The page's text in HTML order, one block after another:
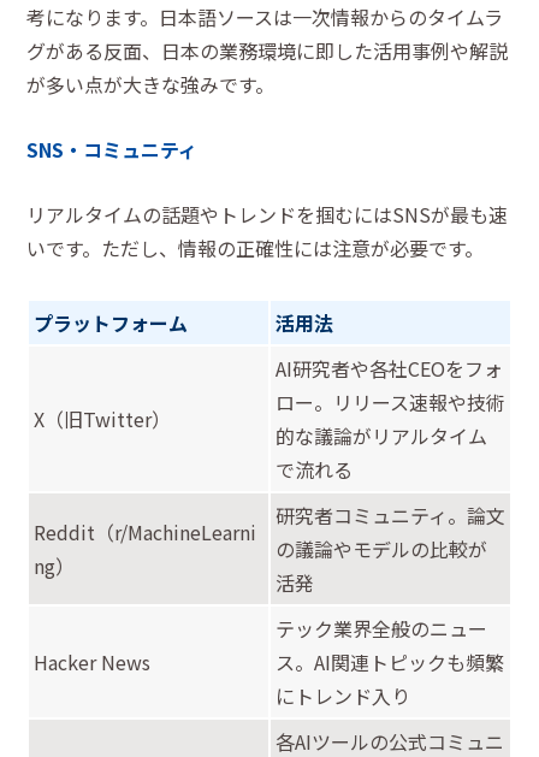
考になります。日本語ソースは一次情報からのタイムラ
グがある反面、日本の業務環境に即した活用事例や解説
が多い点が大きな強みです。
SNS・コミュニティ
リアルタイムの話題やトレンドを掴むにはSNSが最も速
いです。ただし、情報の正確性には注意が必要です。
プラットフォーム 活用法
X（旧Twitter）
AI研究者や各社CEOをフォ
ロー。リリース速報や技術
的な議論がリアルタイム
で流れる
Reddit（r/MachineLearni
ng）
研究者コミュニティ。論文
の議論やモデルの比較が
活発
Hacker News
テック業界全般のニュー
ス。AI関連トピックも頻繁
にトレンド入り
各AIツールの公式コミュニ